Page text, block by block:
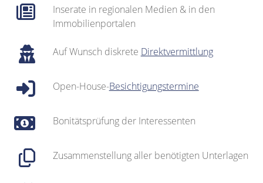
Inserate in regionalen Medien & in den
Immobilienportalen
Auf Wunsch diskrete Direktvermittlung
Open-House-Besichtigungstermine
Bonitätsprüfung der Interessenten
Zusammenstellung aller benötigten Unterlagen